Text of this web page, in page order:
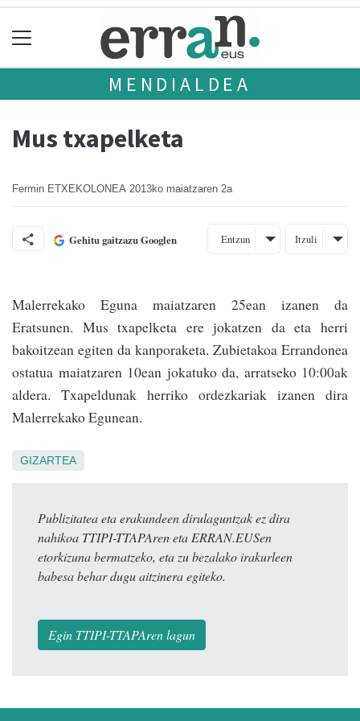
MENDIALDEA
Mus txapelketa
Fermin ETXEKOLONEA 2013ko maiatzaren 2a
Gehitu gaitzazu Googlen Entzun Itzuli
Malerrekako Eguna maiatzaren 25ean izanen da
Eratsunen. Mus txapelketa ere jokatzen da eta herri
bakoitzean egiten da kanporaketa. Zubietakoa Errandonea
ostatua maiatzaren 10ean jokatuko da, arratseko 10:00ak
aldera. Txapeldunak herriko ordezkariak izanen dira
Malerrekako Egunean.
GIZARTEA
Publizitatea eta erakundeen dirulaguntzak ez dira
nahikoa TTIPI-TTAPAren eta ERRAN.EUSen
etorkizuna bermatzeko, eta zu bezalako irakurleen
babesa behar dugu aitzinera egiteko.
Egin TTIPI-TTAPAren lagun